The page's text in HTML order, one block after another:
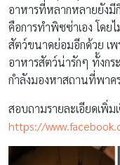
อาหารที่หลากหลายยังมี
คือการทำพิซซ่าเอง โดย
สัตว์ขนาดย่อมอีกด้วย เพ
อาหารสัตว์น่ารักๆ ทั้งกร
กำลังมองหาสถานที่พาค
สอบถามรายละเอียดเพิ่ม
https://